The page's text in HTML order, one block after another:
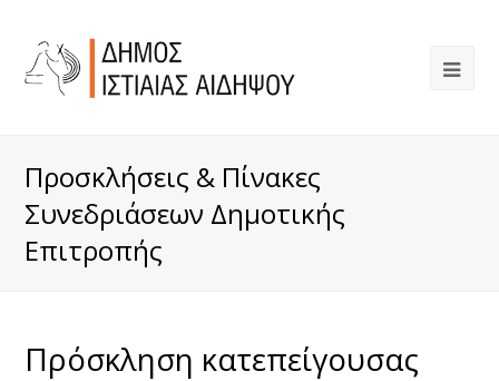
Προσκλήσεις & Πίνακες
Συνεδριάσεων Δημοτικής
Επιτροπής
Πρόσκληση κατεπείγουσας